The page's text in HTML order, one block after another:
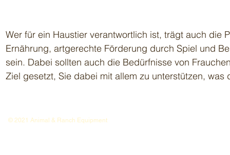
Wer für ein Haustier verantwortlich ist, trägt auch die
Ernährung, artgerechte Förderung durch Spiel und
sein. Dabei sollten auch die Bedürfnisse von
Ziel gesetzt, Sie dabei mit allem zu unterstützen, was
© 2021 Animal & Ranch Equipment